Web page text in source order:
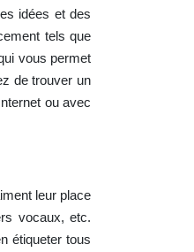
idées et des
tels que
vous permet
de trouver un
ou avec
leur place
vocaux, etc.
étiqueter tous